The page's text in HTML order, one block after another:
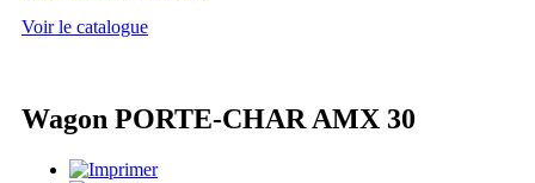
Voir le catalogue
Wagon PORTE-CHAR AMX 30